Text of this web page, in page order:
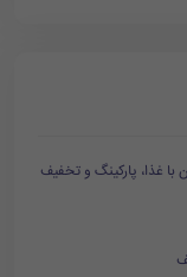
غذا، پارکینگ و تخفیف